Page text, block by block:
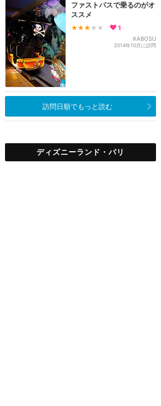
ファストパスで乗るのがオ
ススメ
★★★ ★★ 1
KABOSU
2014年10月に訪問
訪問日順でもっと読む
ディズニーランド・パリ